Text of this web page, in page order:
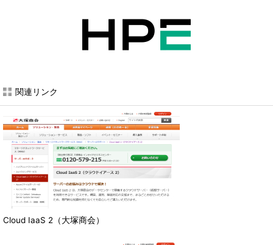
関連リンク
Cloud IaaS 2（大塚商会）